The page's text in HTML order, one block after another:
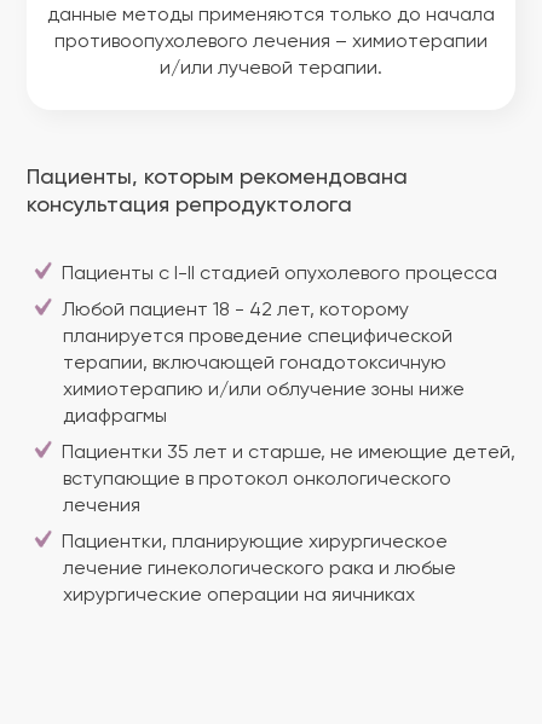
данные методы применяются только до начала
противоопухолевого лечения – химиотерапии
и/или лучевой терапии.
Пациенты, которым рекомендована
консультация репродуктолога
Пациенты с I-II стадией опухолевого процесса
Любой пациент 18 - 42 лет, которому
планируется проведение специфической
терапии, включающей гонадотоксичную
химиотерапию и/или облучение зоны ниже
диафрагмы
Пациентки 35 лет и старше, не имеющие детей,
вступающие в протокол онкологического
лечения
Пациентки, планирующие хирургическое
лечение гинекологического рака и любые
хирургические операции на яичниках